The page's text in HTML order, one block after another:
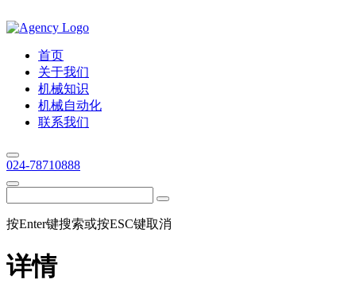
首页
关于我们
机械知识
机械自动化
联系我们
024-78710888
按Enter键搜索或按ESC键取消
详情